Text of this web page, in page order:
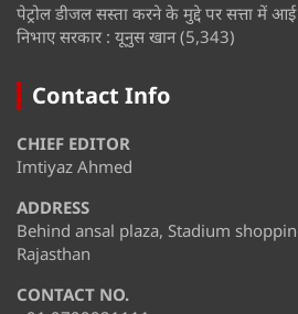
पेट्रोल डीजल सस्ता करने के मुद्दे पर सत्ता में
निभाए सरकार : यूनुस खान (5,343)
Contact Info
CHIEF EDITOR
Imtiyaz Ahmed
ADDRESS
Behind ansal plaza, Stadium
Rajasthan
CONTACT NO.